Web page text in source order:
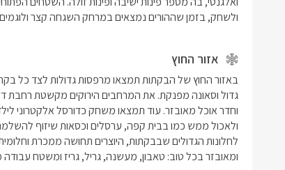
ולשחק, בזמן שההורים נמצאים במרחק השגחה קצר
אזור החוץ
ומאובזר בכל טוב: טאבון, מעשנה, גריל, גריז ומשטח עבודה